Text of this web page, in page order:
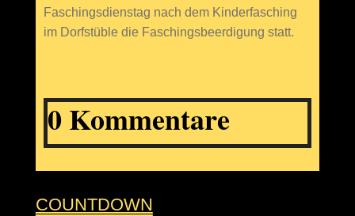
Faschingsdienstag nach dem Kinderfasching
im Dorfstüble die Faschingsbeerdigung statt.
0 Kommentare
COUNTDOWN